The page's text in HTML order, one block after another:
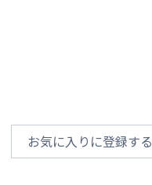
お気に入りに登録する